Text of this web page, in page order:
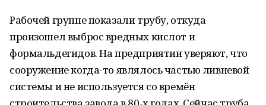
Рабочей группе показали трубу, откуда
произошел выброс вредных кислот и
формальдегидов. На предприятии уверяют, что
сооружение когда-то являлось частью ливневой
системы и не используется со времён